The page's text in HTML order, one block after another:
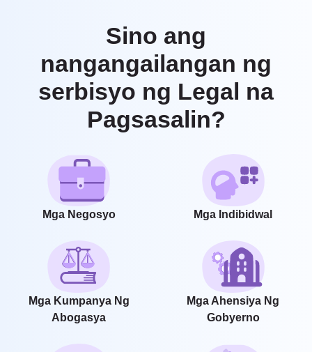
Sino ang
nangangailangan ng
serbisyo ng Legal na
Pagsasalin?
Mga Negosyo Mga Indibidwal
Mga Kumpanya Ng
Abogasya
Mga Ahensiya Ng
Gobyerno